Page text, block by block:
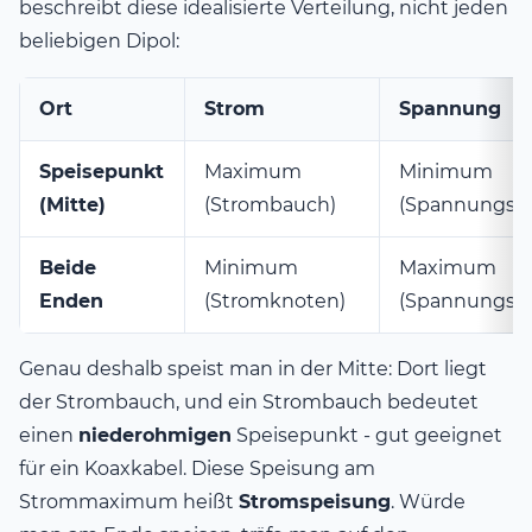
beschreibt diese idealisierte Verteilung, nicht jeden
beliebigen Dipol:
Ort Strom Spannung
Speisepunkt
(Mitte)
Maximum
(Strombauch)
Minimum
Beide
Enden
Minimum
(Stromknoten)
Maximum
Genau deshalb speist man in der Mitte: Dort liegt
der Strombauch, und ein Strombauch bedeutet
einen niederohmigen Speisepunkt - gut geeignet
für ein Koaxkabel. Diese Speisung am
Strommaximum heißt Stromspeisung. Würde